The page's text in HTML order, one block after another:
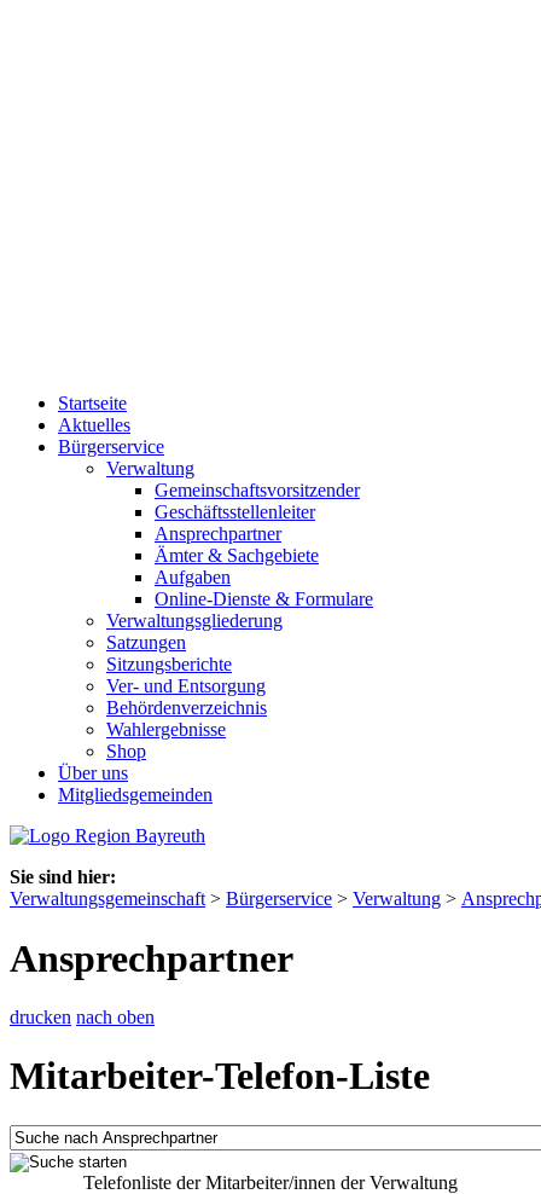
Startseite
Aktuelles
Bürgerservice
Verwaltung
Gemeinschaftsvorsitzender
Geschäftsstellenleiter
Ansprechpartner
Ämter & Sachgebiete
Aufgaben
Online-Dienste & Formulare
Verwaltungsgliederung
Satzungen
Sitzungsberichte
Ver- und Entsorgung
Behördenverzeichnis
Wahlergebnisse
Shop
Über uns
Mitgliedsgemeinden
Sie sind hier:
Verwaltungsgemeinschaft > Bürgerservice > Verwaltung >
Ansprechpartner
drucken nach oben
Mitarbeiter-Telefon-Liste
Telefonliste der Mitarbeiter/innen der Verwaltung